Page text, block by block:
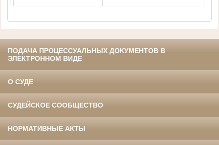
ПОДАЧА ПРОЦЕССУАЛЬНЫХ ДОКУМЕНТОВ В
ЭЛЕКТРОННОМ ВИДЕ
О СУДЕ
СУДЕЙСКОЕ СООБЩЕСТВО
НОРМАТИВНЫЕ АКТЫ